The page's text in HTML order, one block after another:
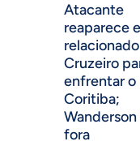
Atacante
reaparece
Cruzeiro
enfrentar o
Coritiba;
fora